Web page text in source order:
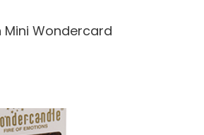
Mini Wondercard